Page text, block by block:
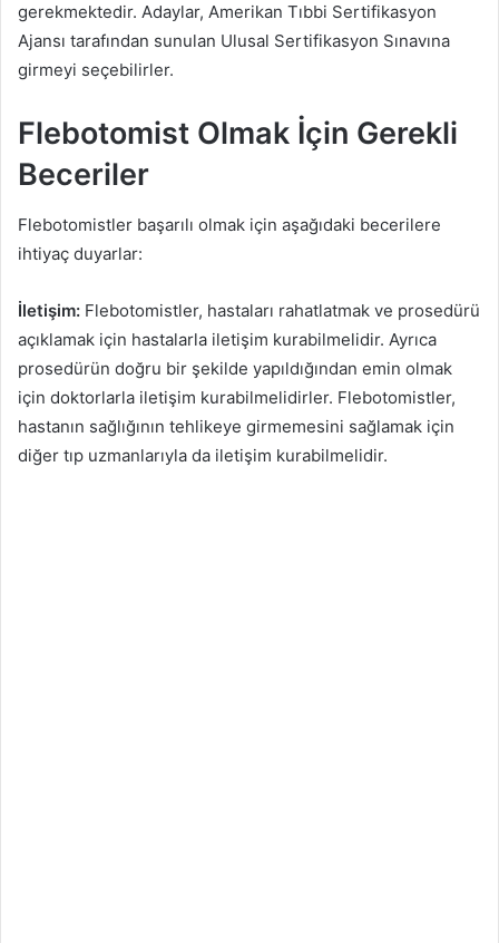
gerekmektedir. Adaylar, Amerikan Tıbbi Sertifikasyon
Ajansı tarafından sunulan Ulusal Sertifikasyon Sınavına
girmeyi seçebilirler.
Flebotomist Olmak İçin Gerekli
Beceriler
Flebotomistler başarılı olmak için aşağıdaki becerilere
ihtiyaç duyarlar:
İletişim: Flebotomistler, hastaları rahatlatmak ve prosedürü
açıklamak için hastalarla iletişim kurabilmelidir. Ayrıca
prosedürün doğru bir şekilde yapıldığından emin olmak
için doktorlarla iletişim kurabilmelidirler. Flebotomistler,
hastanın sağlığının tehlikeye girmemesini sağlamak için
diğer tıp uzmanlarıyla da iletişim kurabilmelidir.